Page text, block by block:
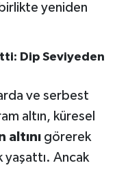
yeniden
Dip Seviyeden
ve serbest
altın, küresel
altınıgörerek
yaşattı. Ancak